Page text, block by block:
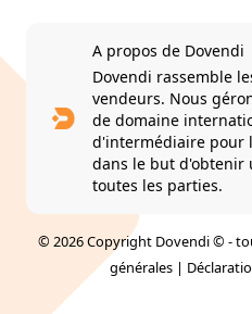
A propos de Dovendi
Dovendi rassemble
vendeurs. Nous
de domaine
d'intermédiaire pour
dans le but d'obtenir
toutes les parties.
© 2026 Copyright Dovendi © -
générales |